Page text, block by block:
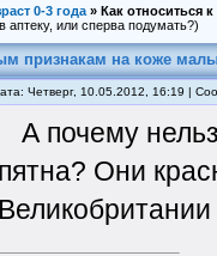
0-3 года » Как относиться
аптеку, или сперва подумать?)
признакам на коже
Четверг, 10.05.2012, 16:19 |
А почему
пятна? Они